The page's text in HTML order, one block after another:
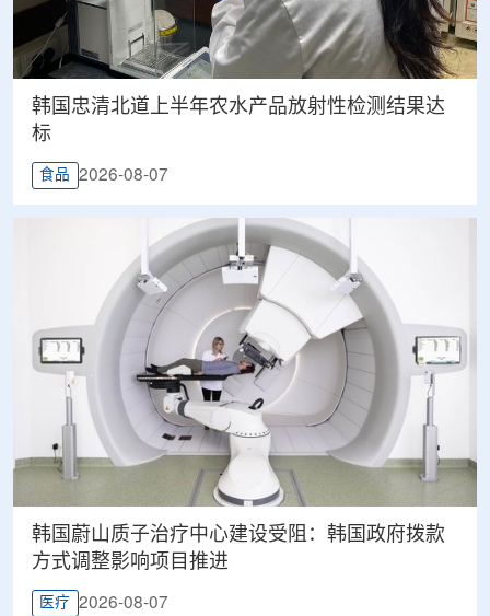
韩国忠清北道上半年农水产品放射性检测结果达
标
食品 2026-08-07
韩国蔚山质子治疗中心建设受阻：韩国政府拨款
方式调整影响项目推进
医疗 2026-08-07